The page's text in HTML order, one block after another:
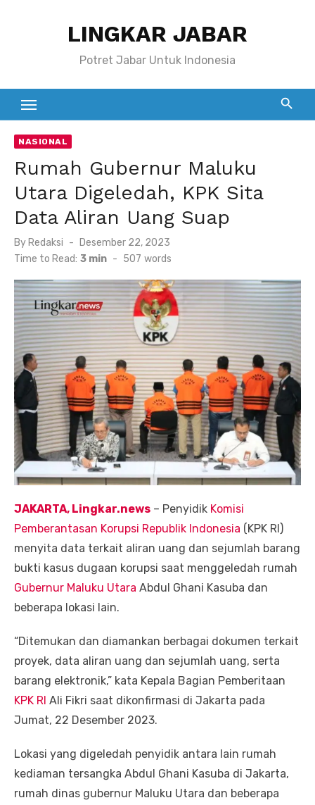
LINGKAR JABAR
Potret Jabar Untuk Indonesia
NASIONAL
Rumah Gubernur Maluku
Utara Digeledah, KPK Sita
Data Aliran Uang Suap
By Redaksi
Posted
on
Desember 22, 2023
Time to Read: 3 min - 507 words
JAKARTA, Lingkar.news – Penyidik Komisi
Pemberantasan Korupsi Republik Indonesia (KPK RI)
menyita data terkait aliran uang dan sejumlah barang
bukti kasus dugaan korupsi saat menggeledah rumah
Gubernur Maluku Utara Abdul Ghani Kasuba dan
beberapa lokasi lain.
“Ditemukan dan diamankan berbagai dokumen terkait
proyek, data aliran uang dan sejumlah uang, serta
barang elektronik,” kata Kepala Bagian Pemberitaan
KPK RI Ali Fikri saat dikonfirmasi di Jakarta pada
Jumat, 22 Desember 2023.
Lokasi yang digeledah penyidik antara lain rumah
kediaman tersangka Abdul Ghani Kasuba di Jakarta,
rumah dinas gubernur Maluku Utara dan beberapa